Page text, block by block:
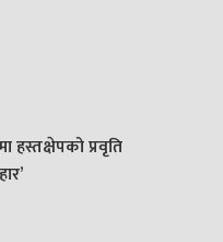
हस्तक्षेपको प्रवृति